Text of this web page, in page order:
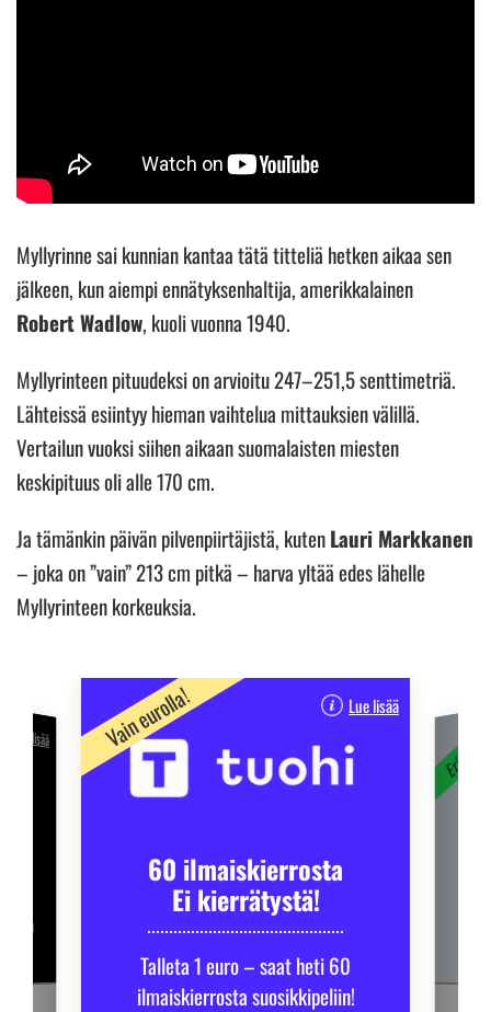
Myllyrinne sai kunnian kantaa tätä titteliä hetken aikaa sen
jälkeen, kun aiempi ennätyksenhaltija, amerikkalainen
Robert Wadlow, kuoli vuonna 1940.
Myllyrinteen pituudeksi on arvioitu 247–251,5 senttimetriä.
Lähteissä esiintyy hieman vaihtelua mittauksien välillä.
Vertailun vuoksi siihen aikaan suomalaisten miesten
keskipituus oli alle 170 cm.
Ja tämänkin päivän pilvenpiirtäjistä, kutenLauri Markkanen
– joka on ”vain” 213 cm pitkä – harva yltää edes lähelle
Myllyrinteen korkeuksia.
Lue lisää
Lue lisää
Vain eurolla!
60 ilmaiskierrosta
Ei kierrätystä!
Talleta 1 euro – saat heti 60
ilmaiskierrosta suosikkipeliin!